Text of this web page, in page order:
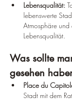
Lebensqualität:
lebenswerte
Atmosphäre und
Lebensqualität.
Was sollte
gesehen
Place du
Stadt mit dem